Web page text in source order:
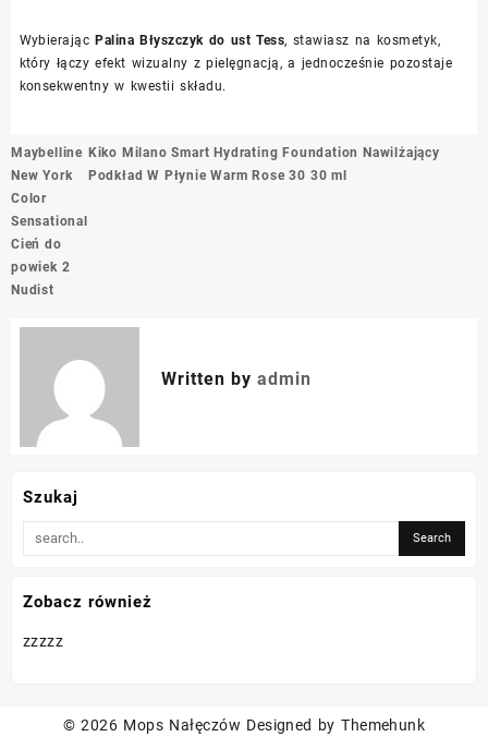
Wybierając Palina Błyszczyk do ust Tess, stawiasz na kosmetyk,
który łączy efekt wizualny z pielęgnacją, a jednocześnie pozostaje
konsekwentny w kwestii składu.
Nawigacja
wpisu
Maybelline
New York
Color
Sensational
Cień do
powiek 2
Nudist
Kiko Milano Smart Hydrating Foundation Nawilżający
Podkład W Płynie Warm Rose 30 30 ml
Written by admin
Szukaj
Zobacz również
zzzzz
© 2026 Mops Nałęczów Designed by Themehunk